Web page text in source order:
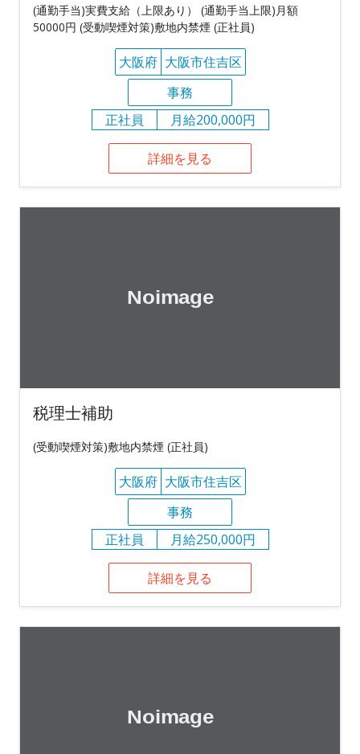
(通勤手当)実費支給（上限あり） (通勤手当上限)月額
50000円 (受動喫煙対策)敷地内禁煙 (正社員)
大阪府 大阪市住吉区
事務
正社員
月給200,000円
詳細を見る
税理士補助
(受動喫煙対策)敷地内禁煙 (正社員)
大阪府 大阪市住吉区
事務
正社員
月給250,000円
詳細を見る